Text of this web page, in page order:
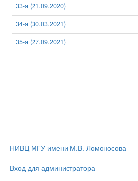
33-я (21.09.2020)
34-я (30.03.2021)
35-я (27.09.2021)
НИВЦ МГУ имени М.В. Ломоносова
Вход для администратора